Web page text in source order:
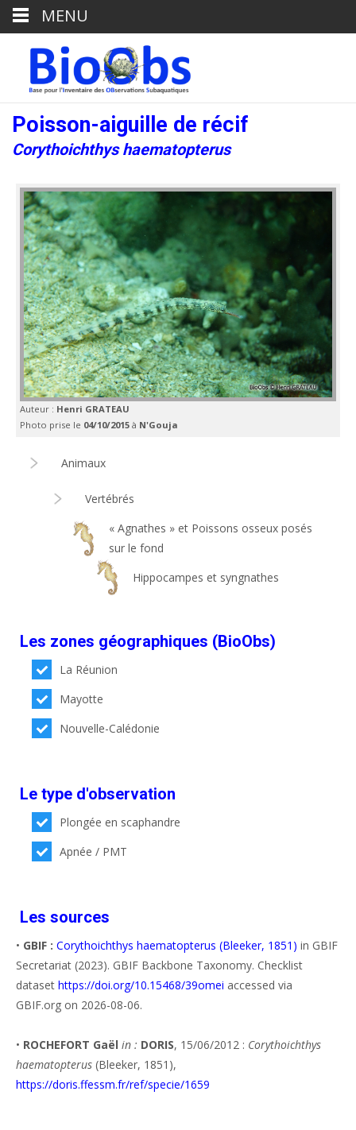
Poisson-aiguille de récif
Corythoichthys haematopterus
Auteur : Henri GRATEAU
Photo prise le 04/10/2015 à N'Gouja
Animaux
Vertébrés
« Agnathes » et Poissons osseux posés
sur le fond
Hippocampes et syngnathes
Les zones géographiques (BioObs)
La Réunion
Mayotte
Nouvelle-Calédonie
Le type d'observation
Plongée en scaphandre
Apnée / PMT
Les sources
• GBIF : Corythoichthys haematopterus (Bleeker, 1851) in GBIF
Secretariat (2023). GBIF Backbone Taxonomy. Checklist
dataset https://doi.org/10.15468/39omei accessed via
GBIF.org on 2026-08-06.
• ROCHEFORT Gaël in : DORIS, 15/06/2012 : Corythoichthys
haematopterus (Bleeker, 1851),
https://doris.ffessm.fr/ref/specie/1659
MENU